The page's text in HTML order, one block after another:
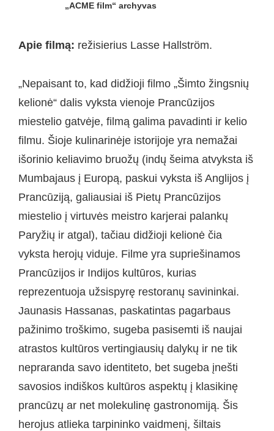
„ACME film“ archyvas
Apie filmą: režisierius Lasse Hallström.
„Nepaisant to, kad didžioji filmo „Šimto žingsnių
kelionė“ dalis vyksta vienoje Prancūzijos
miestelio gatvėje, filmą galima pavadinti ir kelio
filmu. Šioje kulinarinėje istorijoje yra nemažai
išorinio keliavimo bruožų (indų šeima atvyksta iš
Mumbajaus į Europą, paskui vyksta iš Anglijos į
Prancūziją, galiausiai iš Pietų Prancūzijos
miestelio į virtuvės meistro karjerai palankų
Paryžių ir atgal), tačiau didžioji kelionė čia
vyksta herojų viduje. Filme yra supriešinamos
Prancūzijos ir Indijos kultūros, kurias
reprezentuoja užsispyrę restoranų savininkai.
Jaunasis Hassanas, paskatintas pagarbaus
pažinimo troškimo, sugeba pasisemti iš naujai
atrastos kultūros vertingiausių dalykų ir ne tik
nepraranda savo identiteto, bet sugeba įnešti
savosios indiškos kultūros aspektų į klasikinę
prancūzų ar net molekulinę gastronomiją. Šis
herojus atlieka tarpininko vaidmenį, šiltais